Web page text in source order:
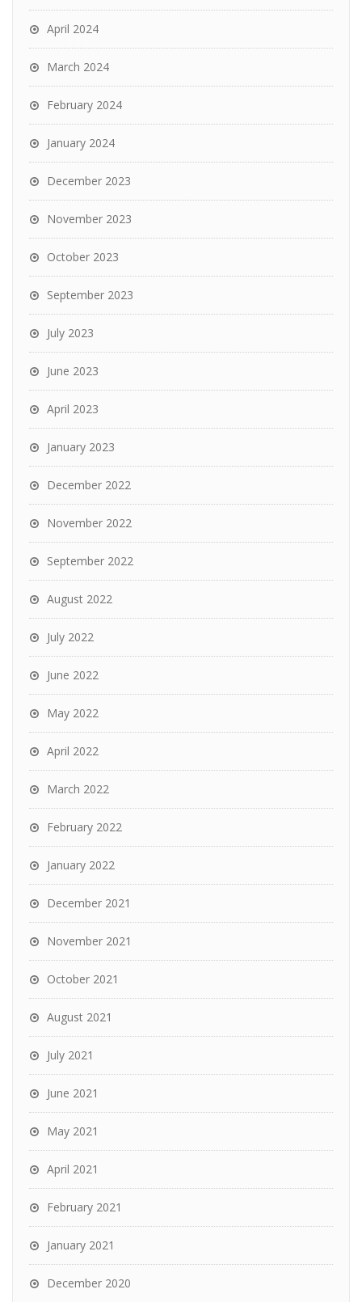
April 2024
March 2024
February 2024
January 2024
December 2023
November 2023
October 2023
September 2023
July 2023
June 2023
April 2023
January 2023
December 2022
November 2022
September 2022
August 2022
July 2022
June 2022
May 2022
April 2022
March 2022
February 2022
January 2022
December 2021
November 2021
October 2021
August 2021
July 2021
June 2021
May 2021
April 2021
February 2021
January 2021
December 2020